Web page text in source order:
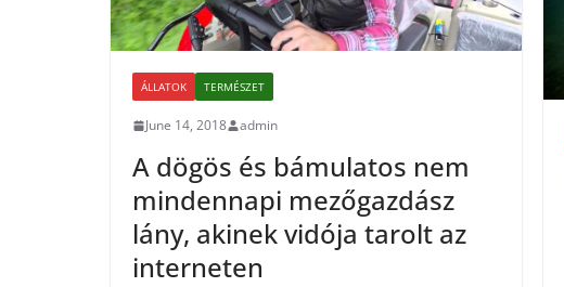
ÁLLATOK TERMÉSZET
June 14, 2018 admin
A dögös és bámulatos nem
mindennapi mezőgazdász
lány, akinek vidója tarolt az
interneten